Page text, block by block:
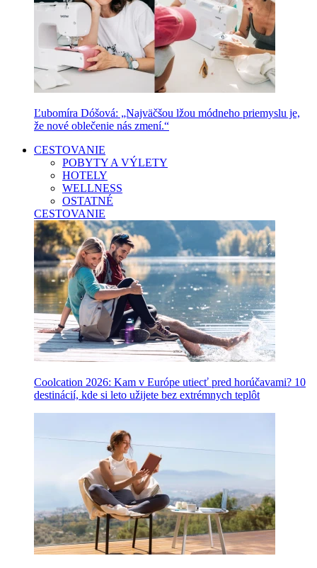
Ľubomíra Dóšová: „Najväčšou lžou módneho priemyslu je,
že nové oblečenie nás zmení.“
CESTOVANIE
POBYTY A VÝLETY
HOTELY
WELLNESS
OSTATNÉ
CESTOVANIE
Coolcation 2026: Kam v Európe utiecť pred horúčavami? 10
destinácií, kde si leto užijete bez extrémnych teplôt